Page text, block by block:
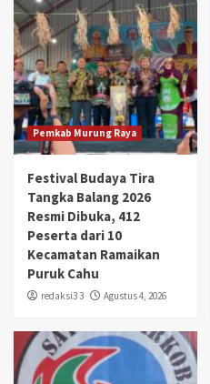
Pemkab Murung Raya
Festival Budaya Tira
Tangka Balang 2026
Resmi Dibuka, 412
Peserta dari 10
Kecamatan Ramaikan
Puruk Cahu
redaksi3 3 Agustus 4, 2026